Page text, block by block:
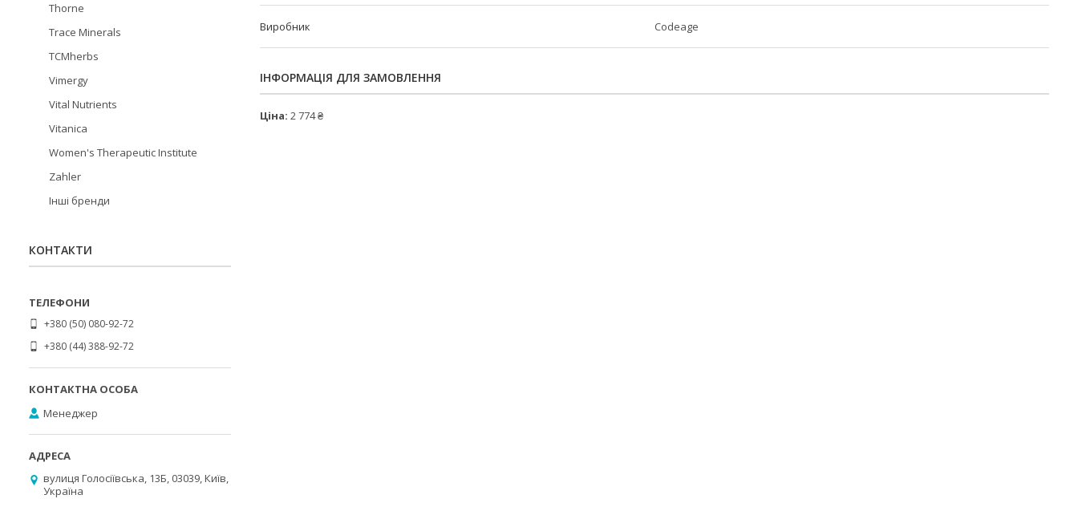
Виробник Codeage
ІНФОРМАЦІЯ ДЛЯ ЗАМОВЛЕННЯ
Ціна: 2 774 ₴
Thorne
Trace Minerals
TCMherbs
Vimergy
Vital Nutrients
Vitanica
Women's Therapeutic Institute
Zahler
Інші бренди
КОНТАКТИ
+380 (50) 080-92-72
+380 (44) 388-92-72
Менеджер
вулиця Голосіївська, 13Б, 03039, Київ,
Україна